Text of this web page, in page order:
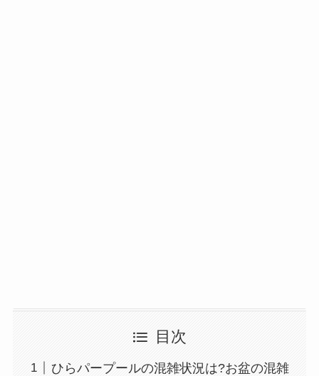
目次
ひらパープールの混雑状況は?お盆の混雑